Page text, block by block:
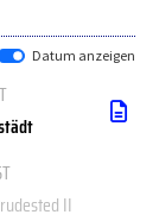
Datum anzeigen
II